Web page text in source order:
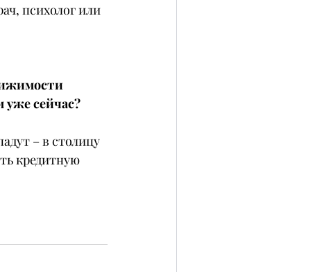
психолог или
сейчас?
– в столицу
кредитную